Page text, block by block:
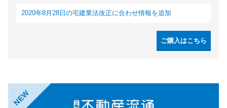
2020年8月28日の宅建業法改正に合わせ情報を追加
ご購入はこちら
NEW